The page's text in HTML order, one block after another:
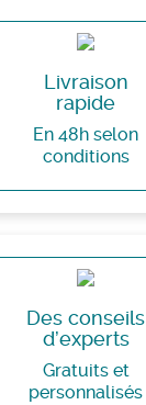
Livraison
rapide
En 48h selon
conditions
Des conseils
d’experts
Gratuits et
personnalisés